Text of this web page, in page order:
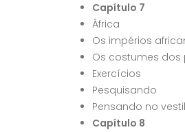
Capítulo 7
África
Os impérios
Os costumes
Exercícios
Pesquisando
Pensando no
Capítulo 8